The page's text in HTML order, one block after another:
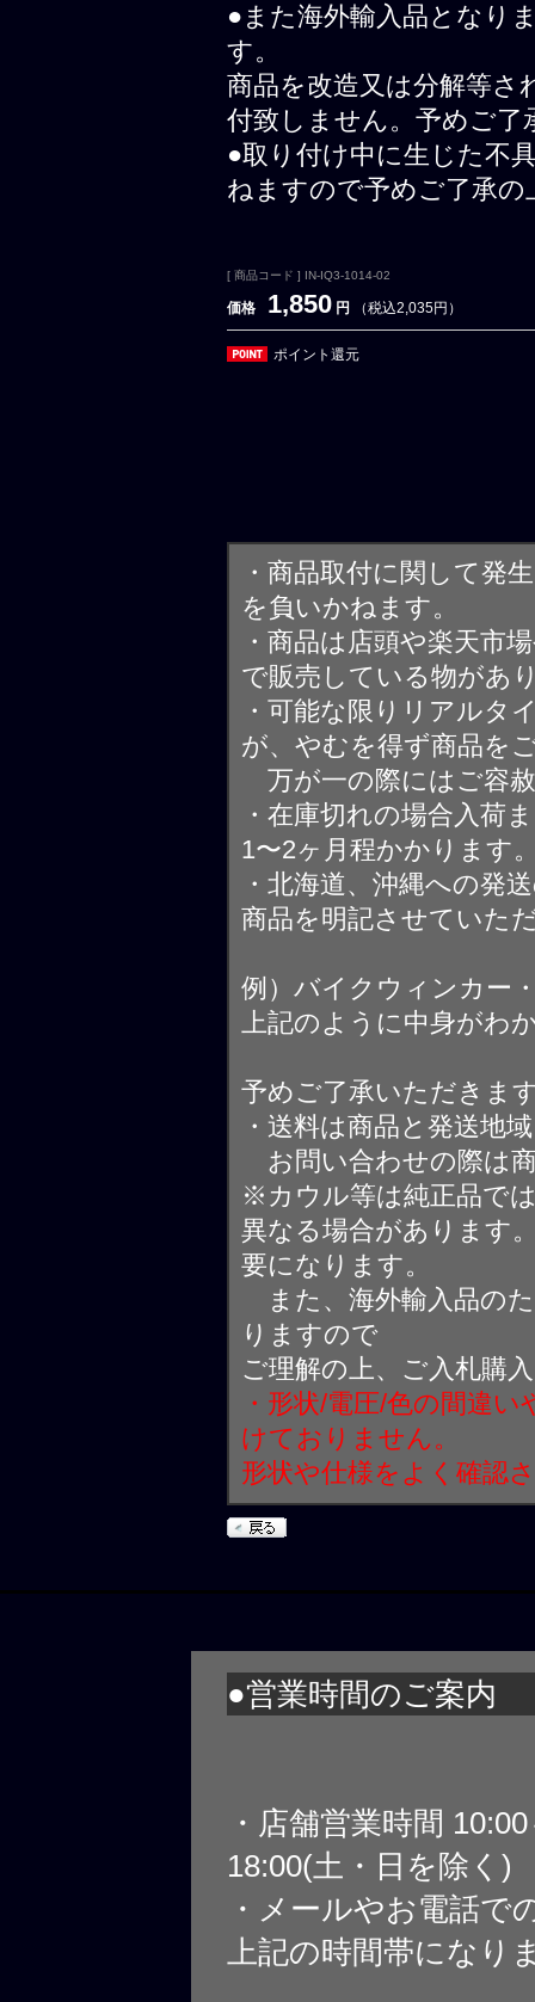
●また海外輸入品となり
す。
商品を改造又は分解等さ
付致しません。予めご了
●取り付け中に生じた不
ねますので予めご了承
[ 商品コード ] IN-IQ3-1014-02
価格 1,850 円 （税込2,035円）
ポイント還元
・商品取付に関して発
を負いかねます。
・商品は店頭や楽天市
で販売している物があ
・可能な限りリアルタ
が、やむを得ず商品を
万が一の際にはご容
・在庫切れの場合入荷
1〜2ヶ月程かかります
・北海道、沖縄への発
商品を明記させていた
例）バイクウィンカー
上記のように中身がわ
予めご了承いただきま
・送料は商品と発送地
お問い合わせの際は
※カウル等は純正品で
異なる場合があります
要になります。
また、海外輸入品の
りますので
ご理解の上、ご入札購
・形状/電圧/色の間違
けておりません。
形状や仕様をよく確認
●営業時間のご案内
・店舗営業時間
18:00(土・日を除く)
・メールやお電話で
上記の時間帯になり